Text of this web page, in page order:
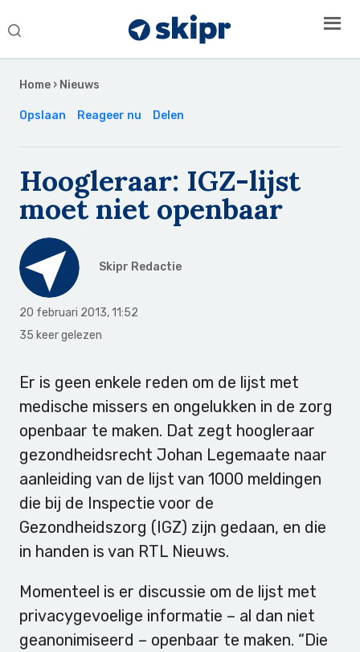
Search
Home › Nieuws
Opslaan Reageer nu Delen
Hoogleraar: IGZ-lijst
moet niet openbaar
Skipr Redactie
20 februari 2013,11:52
35 keer gelezen
Er is geen enkele reden om de lijst met
medische missers en ongelukken in de zorg
openbaar te maken. Dat zegt hoogleraar
gezondheidsrecht Johan Legemaate naar
aanleiding van de lijst van 1000 meldingen
die bij de Inspectie voor de
Gezondheidszorg (IGZ) zijn gedaan, en die
in handen is van RTL Nieuws.
Momenteel is er discussie om de lijst met
privacygevoelige informatie – al dan niet
geanonimiseerd – openbaar te maken. “Die
Sidebar